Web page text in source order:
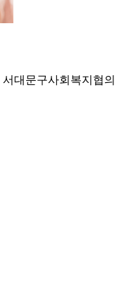
서대문구사회복지협의